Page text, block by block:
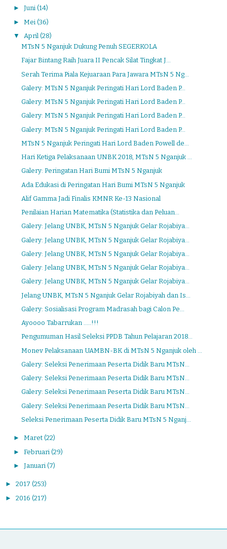
► Juni (14)
► Mei (36)
▼ April (28)
MTsN 5 Nganjuk Dukung Penuh SEGERKOLA
Fajar Bintang Raih Juara II Pencak Silat Tingkat J...
Serah Terima Piala Kejuaraan Para Jawara MTsN 5 Ng...
Galery: MTsN 5 Nganjuk Peringati Hari Lord Baden P...
Galery: MTsN 5 Nganjuk Peringati Hari Lord Baden P...
Galery: MTsN 5 Nganjuk Peringati Hari Lord Baden P...
Galery: MTsN 5 Nganjuk Peringati Hari Lord Baden P...
MTsN 5 Nganjuk Peringati Hari Lord Baden Powell de...
Hari Ketiga Pelaksanaan UNBK 2018, MTsN 5 Nganjuk ...
Galery: Peringatan Hari Bumi MTsN 5 Nganjuk
Ada Edukasi di Peringatan Hari Bumi MTsN 5 Nganjuk
Alif Gamma Jadi Finalis KMNR Ke-13 Nasional
Penilaian Harian Matematika (Statistika dan Peluan...
Galery: Jelang UNBK, MTsN 5 Nganjuk Gelar Rojabiya...
Galery: Jelang UNBK, MTsN 5 Nganjuk Gelar Rojabiya...
Galery: Jelang UNBK, MTsN 5 Nganjuk Gelar Rojabiya...
Galery: Jelang UNBK, MTsN 5 Nganjuk Gelar Rojabiya...
Galery: Jelang UNBK, MTsN 5 Nganjuk Gelar Rojabiya...
Jelang UNBK, MTsN 5 Nganjuk Gelar Rojabiyah dan Is...
Galery: Sosialisasi Program Madrasah bagi Calon Pe...
Ayoooo Tabarrukan .....!!!
Pengumuman Hasil Seleksi PPDB Tahun Pelajaran 2018...
Monev Pelaksanaan UAMBN-BK di MTsN 5 Nganjuk oleh ...
Galery: Seleksi Penerimaan Peserta Didik Baru MTsN...
Galery: Seleksi Penerimaan Peserta Didik Baru MTsN...
Galery: Seleksi Penerimaan Peserta Didik Baru MTsN...
Galery: Seleksi Penerimaan Peserta Didik Baru MTsN...
Seleksi Penerimaan Peserta Didik Baru MTsN 5 Nganj...
► Maret (22)
► Februari (29)
► Januari (7)
► 2017 (253)
► 2016 (217)